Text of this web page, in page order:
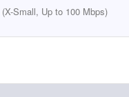
Small, Up to 100 Mbps)